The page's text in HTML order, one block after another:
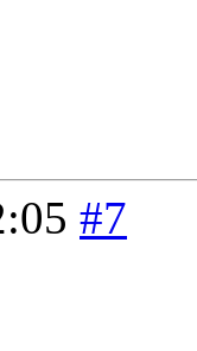
#7